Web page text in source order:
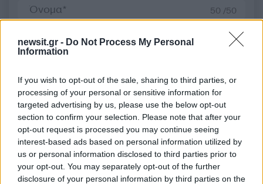
newsit.gr - Do Not Process My Personal
Information
If you wish to opt-out of the sale, sharing to third parties, or
processing of your personal or sensitive information for
targeted advertising by us, please use the below opt-out
section to confirm your selection. Please note that after your
opt-out request is processed you may continue seeing
interest-based ads based on personal information utilized by
us or personal information disclosed to third parties prior to
your opt-out. You may separately opt-out of the further
disclosure of your personal information by third parties on the
50 /50
2000 /2000
Υποβολή σχολίου
Όροι Χρήσης. Το site προστατεύεται από reCAPTCHA, ισχύουν
Πολιτική Απορρήτου
& Όροι Χρήσης της Google.
Αθλητικά
ΑΕΚ
ΜΑΡΙΟΣ ΗΛΙΟΠΟΥΛΟΣ